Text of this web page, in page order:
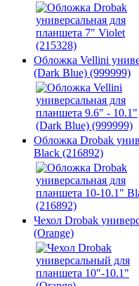
Обложка Vellini
(Dark Blue) (999999)
Обложка Drobak
Black (216892)
Чехол Drobak
(Orange)